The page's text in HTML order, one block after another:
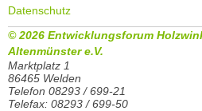
Datenschutz
© 2026 Entwicklungsforum
Altenmünster e.V.
Marktplatz 1
86465 Welden
Telefon 08293 / 699-21
Telefax: 08293 / 699-50